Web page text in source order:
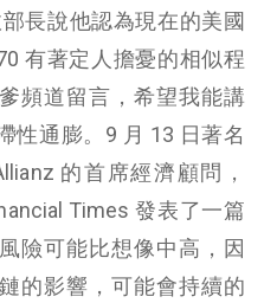
長說他認為現在的美國
有著定人擔憂的相似程
頻道留言，希望我能講
性通膨。9 月 13 日著名
的首席經濟顧問，
Times 發表了一篇
險可能比想像中高，因
的影響，可能會持續的